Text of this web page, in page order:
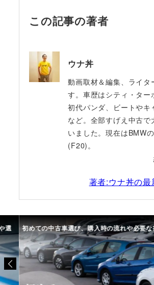
この記事の著者
ウナ丼
動画取材＆編集、ライタ
す。車歴はシティ・ター
初代パンダ、ビートやキ
など。全部すげえ中古で
いました。現在はBMW
(F20)。
著者:ウナ丼の最
いて 中古車選びで失敗しないために。選び方
て